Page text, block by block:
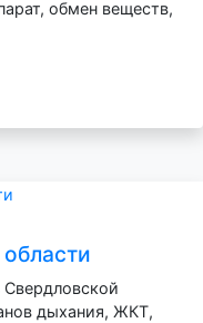
обмен веществ,
дыхания, ЖКТ,